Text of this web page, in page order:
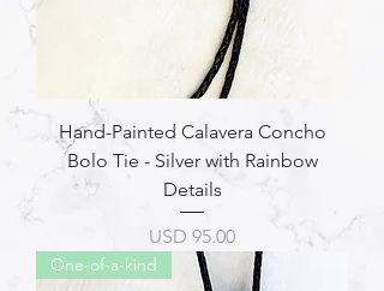
Hand-Painted Calavera Concho
Bolo Tie - Silver with Rainbow
Details
Precio
USD 95.00
One-of-a-kind